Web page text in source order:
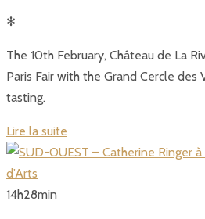
✻
The 10th February, Château de La
Paris Fair with the Grand Cercle des
tasting.
Lire la suite
14h28min